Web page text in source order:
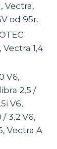
Vectra,
od 95r.
Vectra 1,4
V6,
2,5 /
V6,
3,2 V6,
Vectra A